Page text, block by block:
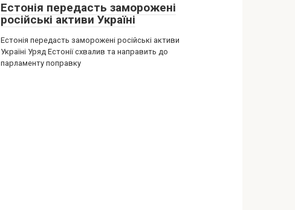
Естонія передасть заморожені
російські активи Україні
Естонія передасть заморожені російські активи
Україні Уряд Естонії схвалив та направить до
парламенту поправку